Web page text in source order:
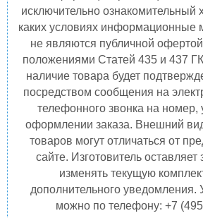
исключительно ознакомительный
каких условиях информационные
не являются публичной
положениями Статей 435 и 437
наличие товара будет
посредством сообщения на
телефонного звонка на номер,
оформлении заказа. Внешний
товаров могут отличаться от
сайте. Изготовитель
изменять текущую
дополнительного уведомления.
можно по телефону: +7